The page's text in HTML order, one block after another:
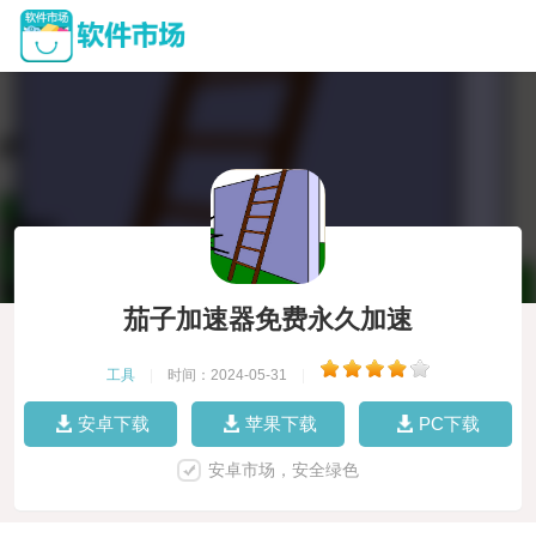
茄子加速器免费永久加速
工具 时间：2024-05-31
安卓下载 苹果下载 PC下载
安卓市场，安全绿色